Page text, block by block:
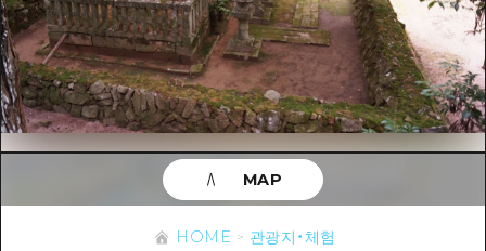
추천
아트
이벤트/축제
음식/술
사이클링
쇼핑
목록
Dive! Hiroshima 공식 가이드
Hiroshima Moshimo Travel
히로시마시 주변
관광지・체험
목록
히로시마시 주변
아키(安芸)
빈고(備後)
계절 정보
이벤트
유용한 정보
HOME 관광지・체험
MAP